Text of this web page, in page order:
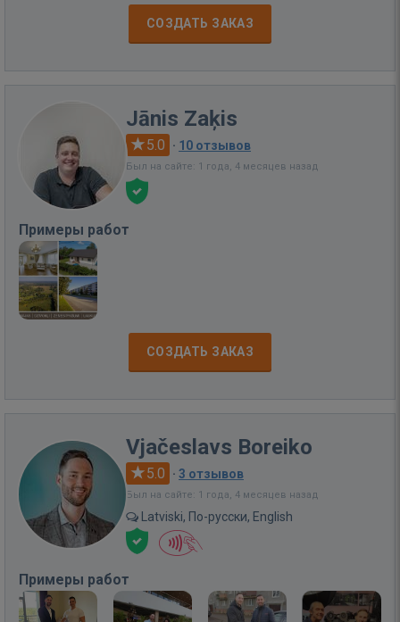
СОЗДАТЬ ЗАКАЗ
Jānis Zaķis
5.0 · 10 отзывов
Был на сайте: 1 года, 4 месяцев назад
Примеры работ
СОЗДАТЬ ЗАКАЗ
Vjačeslavs Boreiko
5.0 · 3 отзывов
Был на сайте: 1 года, 4 месяцев назад
Latviski, По-русски, English
Примеры работ